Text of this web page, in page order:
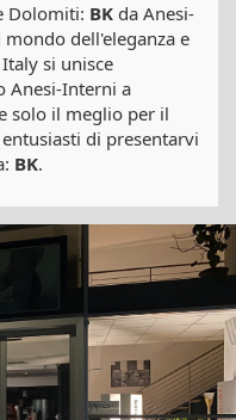
Dolomiti: BK da Anesi-
dell'eleganza e
si unisce
Anesi-Interni a
solo il meglio per il
di presentarvi
BK.